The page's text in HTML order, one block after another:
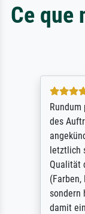
Ce que
des
letztlich
Qualität
sondern
damit